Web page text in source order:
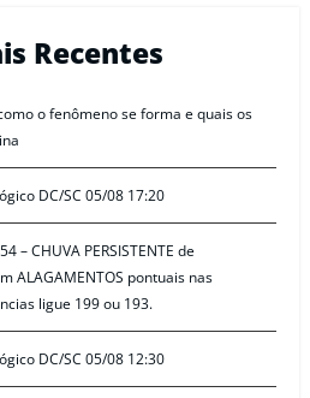
Recentes
o fenômeno se forma e quais os
DC/SC 05/08 17:20
– CHUVA PERSISTENTE de
ALAGAMENTOS pontuais nas
ligue 199 ou 193.
DC/SC 05/08 12:30